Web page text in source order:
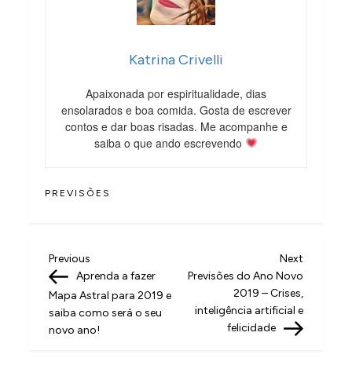
Katrina Crivelli
Apaixonada por espiritualidade, dias
ensolarados e boa comida. Gosta de escrever
contos e dar boas risadas. Me acompanhe e
saiba o que ando escrevendo
PREVISÕES
N
a
v
e
Previous
Post
Previous
Aprenda a fazer
Mapa Astral para 2019 e
saiba como será o seu
novo ano!
Next
Post
Next
Previsões do Ano Novo
2019 – Crises,
inteligência artificial e
felicidade